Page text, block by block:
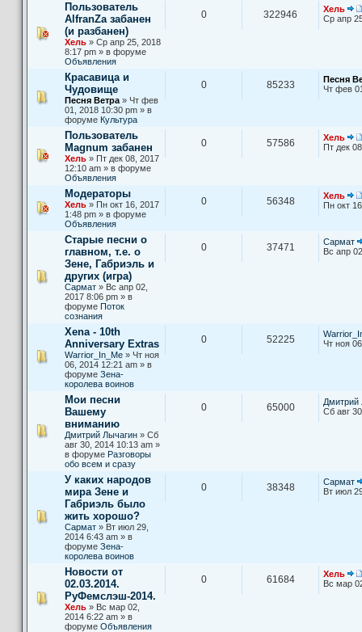
Пользователь
AlfranZa забанен
(и разбанен)
Хель » Ср апр 25, 2018
8:17 pm » в форуме
Объявления
0 322946
Хель
Ср апр
Красавица и
Чудовище
Песня Ветра » Чт фев
01, 2018 10:30 pm » в
форуме Культура
0 85233
Песня
Чт фев
Пользователь
Magnum забанен
Хель » Пт дек 08, 2017
12:10 am » в форуме
Объявления
0 57586
Хель
Пт дек
Модераторы
Хель » Пн окт 16, 2017
1:48 pm » в форуме
Объявления
0 56348
Хель
Пн окт
Старые песни о
главном, т.е. о
Зене, Габриэль и
других (игра)
Сармат » Вс апр 02,
2017 8:06 pm » в
форуме Поток
сознания
0 37471
Сармат
Вс апр
Xena - 10th
Anniversary Extras
Warrior_In_Me » Чт ноя
06, 2014 12:21 am » в
форуме Зена-
королева воинов
0 52225
Чт ноя
Мои песни
Вашему
вниманию
Дмитрий Лычагин » Сб
авг 30, 2014 10:13 am »
в форуме Разговоры
обо всем и сразу
0 65000
Дмитрий
Сб авг
У каких народов
мира Зене и
Габриэль было
жить хорошо?
Сармат » Вт июл 29,
2014 6:43 am » в
форуме Зена-
королева воинов
0 38348
Сармат
Вт июл
Новости от
02.03.2014.
РуФемслэш-2014.
Хель » Вс мар 02,
2014 6:22 am » в
форуме Объявления
0 61684
Хель
Вс мар